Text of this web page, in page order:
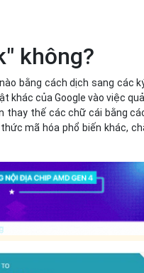
không?
bằng cách dịch sang các
khác của Google vào việc
thay thế các chữ cái bằng
mã hóa phổ biến khác,